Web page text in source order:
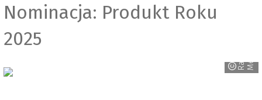
Nominacja: Produkt Roku
2025
R
a
v
e
n
M
e
d
ia